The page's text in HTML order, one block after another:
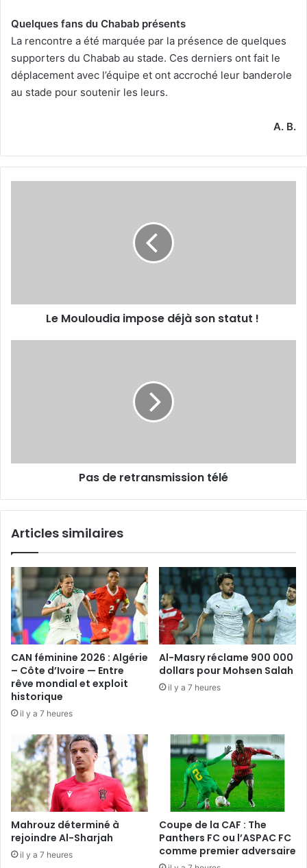
Quelques fans du Chabab présents
La rencontre a été marquée par la présence de quelques
supporters du Chabab au stade. Ces derniers ont fait le
déplacement avec l’équipe et ont accroché leur banderole
au stade pour soutenir les leurs.
A. B.
Le Mouloudia impose déjà son statut !
Pas de retransmission télé
Articles similaires
CAN féminine 2026 : Algérie
– Côte d’Ivoire — Entre
rêve mondial et exploit
historique
il y a 7 heures
Al-Masry réclame 900 000
dollars pour Mohsen Salah
il y a 7 heures
Mahrouz déterminé à
rejoindre Al-Sharjah
il y a 7 heures
Coupe de la CAF : The
Panthers FC ou l’ASPAC FC
comme premier adversaire